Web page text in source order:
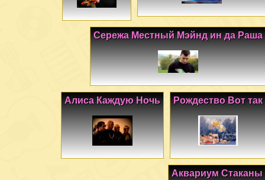
Сережа Местный Мэйнд ин да Раша
Рождество Вот так
Алиса Каждую Ночь
Аквариум Стаканы